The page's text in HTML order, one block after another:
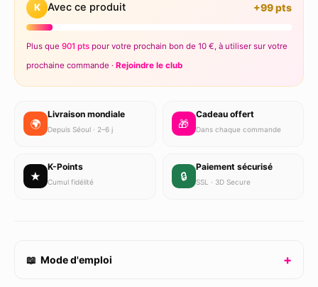
K Avec ce produit +99 pts
Plus que 901 pts pour votre prochain bon de 10 €, à utiliser sur votre
prochaine commande · Rejoindre le club
🌍
Livraison mondiale
Depuis Séoul · 2–6 j 🎁
Cadeau offert
Dans chaque commande
★
K-Points
Cumul fidélité 🔒
Paiement sécurisé
SSL · 3D Secure
📖 Mode d'emploi